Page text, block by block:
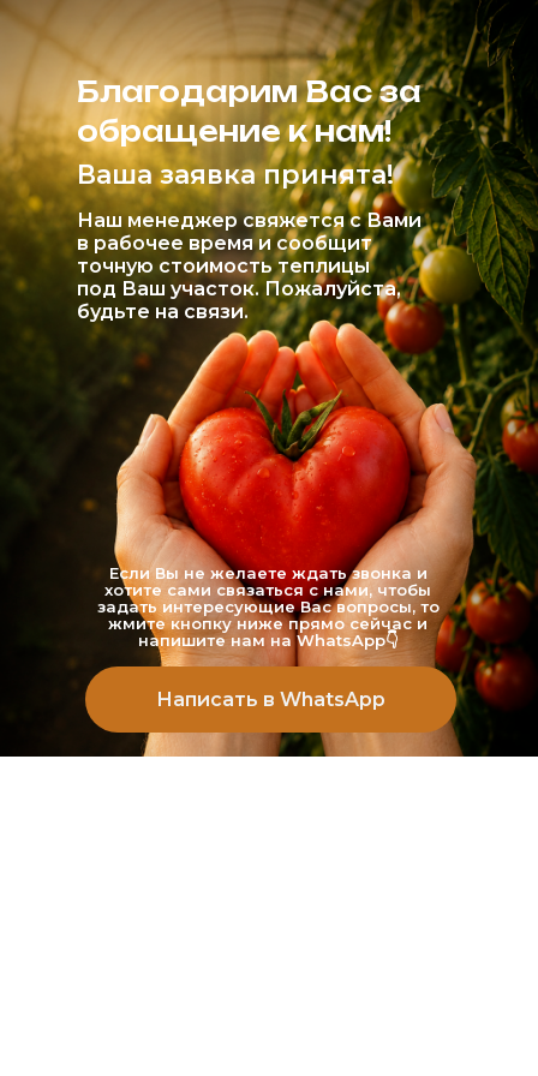
Благодарим Вас за
обращение к нам!
Ваша заявка принята!
Наш менеджер свяжется с Вами
в рабочее время и сообщит
точную стоимость теплицы
под Ваш участок. Пожалуйста,
будьте на связи.
Если Вы не желаете ждать звонка и
хотите сами связаться с нами, чтобы
задать интересующие Вас вопросы, то
жмите кнопку ниже прямо сейчас и
напишите нам на WhatsApp👇
Написать в WhatsApp